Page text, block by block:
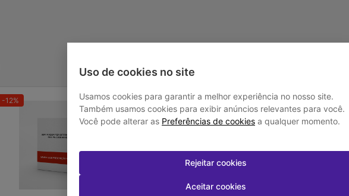
Uso de cookies no site
Usamos cookies para garantir a melhor experiência no nosso site.
Também usamos cookies para exibir anúncios relevantes para você.
Você pode alterar as Preferências de cookies a qualquer momento.
Rejeitar cookies
Aceitar cookies
-12% -7 %